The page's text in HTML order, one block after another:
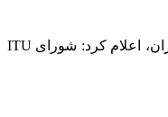
در ادامه این گفت‌وگو، بوسون تیجانی، وزیر ارتباطات نیجریه و رئیس دوره‌ای شورای ITU؛ ضمن ابراز تسلیت و ابراز تأسف نسبت به حملات صورت‌گرفته علیه جمهوری اسلامی ایران، اعلام کرد: شورای ITU